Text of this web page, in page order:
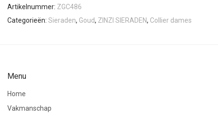
Artikelnummer: ZGC486
Categorieën: Sieraden, Goud, ZINZI SIERADEN, Collier dames
Menu
Home
Vakmanschap